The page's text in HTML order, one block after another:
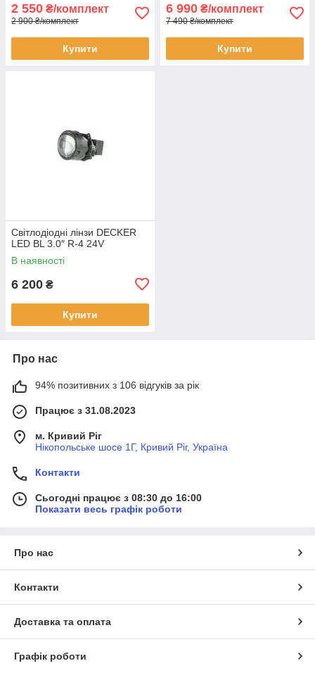
2 550 ₴/комплект
2 900 ₴/комплект
Купити
6 990 ₴/комплект
7 490 ₴/комплект
Купити
Світлодіодні лінзи DECKER
LED BL 3.0″ R-4 24V
В наявності
6 200 ₴
Купити
Про нас
94% позитивних з 106 відгуків за рік
Працює з 31.08.2023
м. Кривий Ріг
Нікопольське шосе 1Г, Кривий Ріг, Україна
Контакти
Сьогодні працює з 08:30 до 16:00
Показати весь графік роботи
Про нас
Контакти
Доставка та оплата
Графік роботи